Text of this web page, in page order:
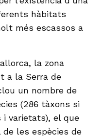
hàbitats
més escassos a
la zona
a la Serra de
un nombre de
(286 tàxons si
i varietats), el que
les espècies de